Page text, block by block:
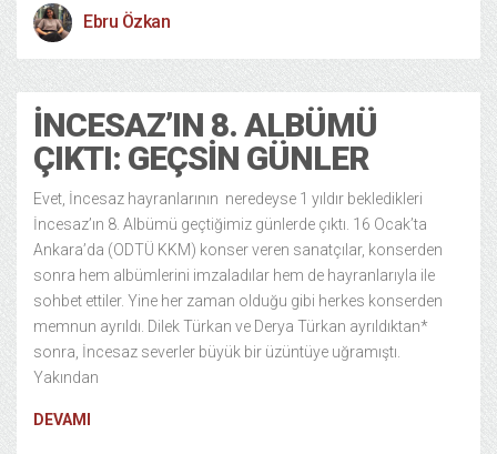
Ebru Özkan
İNCESAZ’IN 8. ALBÜMÜ
ÇIKTI: GEÇSIN GÜNLER
Evet, İncesaz hayranlarının neredeyse 1 yıldır bekledikleri
İncesaz’ın 8. Albümü geçtiğimiz günlerde çıktı. 16 Ocak’ta
Ankara’da (ODTÜ KKM) konser veren sanatçılar, konserden
sonra hem albümlerini imzaladılar hem de hayranlarıyla ile
sohbet ettiler. Yine her zaman olduğu gibi herkes konserden
memnun ayrıldı. Dilek Türkan ve Derya Türkan ayrıldıktan*
sonra, İncesaz severler büyük bir üzüntüye uğramıştı.
Yakından
DEVAMI